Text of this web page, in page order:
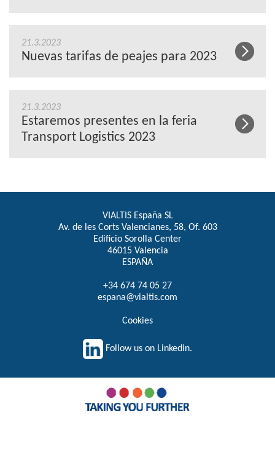
21.3.2023
Nuevas tarifas de peajes para 2023
21.3.2023
Estaremos presentes en la feria
Transport Logistics 2023
VIALTIS España SL
Av. de les Corts Valencianes, 58, Of. 603
Edificio Sorolla Center
46015 Valencia
ESPAÑA
+34 674 74 05 27
espana@vialtis.com
Cookies
Follow us on Linkedin.